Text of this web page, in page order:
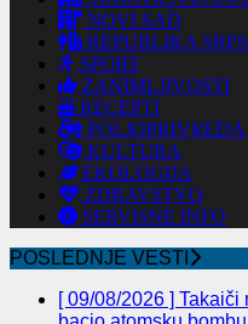
NOVI SAD
REPUBLIKA
SPORT
ZANIMLJIVOSTI
RECEPTI
POLJOPRIVREDA
KULTURA
EKOLOGIJA
ZDRAVSTVO
SERVISNE INFO
POSLEDNJE VESTI
[ 09/08/2026 ] Takaiči